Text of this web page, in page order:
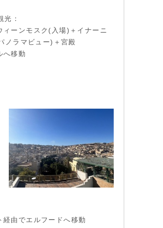
：
ィーンモスク(入場)＋イナーニ
ノラマビュー)＋宮殿
へ移動
由でエルフードへ移動